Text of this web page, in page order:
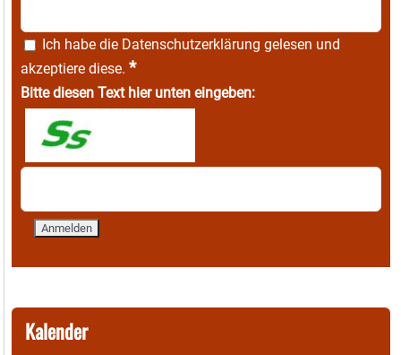
Ich habe die Datenschutzerklärung gelesen und
akzeptiere diese. *
Bitte diesen Text hier unten eingeben:
Kalender